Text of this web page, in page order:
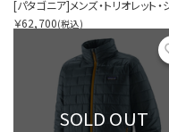
￥62,700(税込)
SOLD OUT